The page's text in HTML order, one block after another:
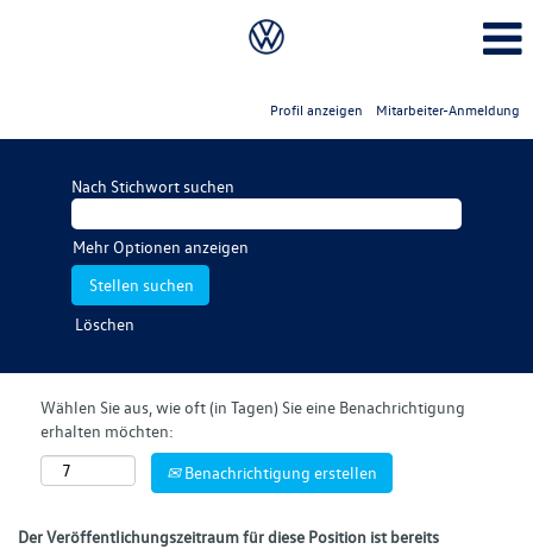
Profil anzeigen Mitarbeiter-Anmeldung
Nach Stichwort suchen
Mehr Optionen anzeigen
Löschen
Wählen Sie aus, wie oft (in Tagen) Sie eine Benachrichtigung
erhalten möchten:
Benachrichtigung erstellen
Der Veröffentlichungszeitraum für diese Position ist bereits